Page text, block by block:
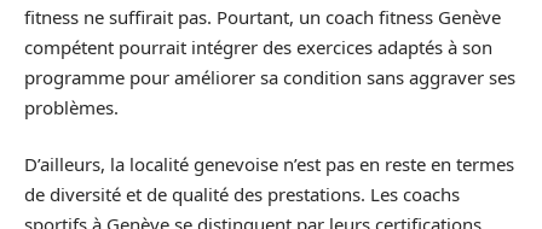
fitness ne suffirait pas. Pourtant, un coach fitness Genève
compétent pourrait intégrer des exercices adaptés à son
programme pour améliorer sa condition sans aggraver ses
problèmes.
D’ailleurs, la localité genevoise n’est pas en reste en termes
de diversité et de qualité des prestations. Les coachs
sportifs à Genève se distinguent par leurs certifications